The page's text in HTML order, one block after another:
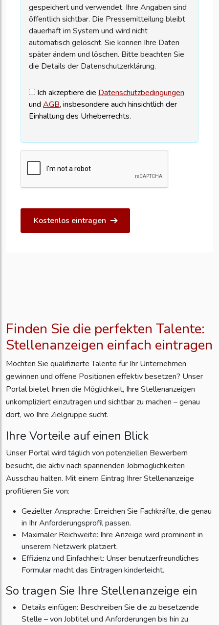
gespeichert und verwendet. Ihre Angaben sind
öffentlich sichtbar. Die Pressemitteilung bleibt
dauerhaft im System und wird nicht
automatisch gelöscht. Sie können Ihre Daten
später ändern und löschen. Bitte beachten Sie
die Details der Datenschutzerklärung.
Ich akzeptiere die Datenschutzbedingungen
und AGB, insbesondere auch hinsichtlich der
Einhaltung des Urheberrechts.
Kostenlos eintragen
Finden Sie die perfekten Talente:
Stellenanzeigen einfach eintragen
Möchten Sie qualifizierte Talente für Ihr Unternehmen
gewinnen und offene Positionen effektiv besetzen? Unser
Portal bietet Ihnen die Möglichkeit, Ihre Stellenanzeigen
unkompliziert einzutragen und sichtbar zu machen – genau
dort, wo Ihre Zielgruppe sucht.
Ihre Vorteile auf einen Blick
Unser Portal wird täglich von potenziellen Bewerbern
besucht, die aktiv nach spannenden Jobmöglichkeiten
Ausschau halten. Mit einem Eintrag Ihrer Stellenanzeige
profitieren Sie von:
Gezielter Ansprache: Erreichen Sie Fachkräfte, die genau
in Ihr Anforderungsprofil passen.
Maximaler Reichweite: Ihre Anzeige wird prominent in
unserem Netzwerk platziert.
Effizienz und Einfachheit: Unser benutzerfreundliches
Formular macht das Eintragen kinderleicht.
So tragen Sie Ihre Stellenanzeige ein
Details einfügen: Beschreiben Sie die zu besetzende
Stelle – von Jobtitel und Anforderungen bis hin zu